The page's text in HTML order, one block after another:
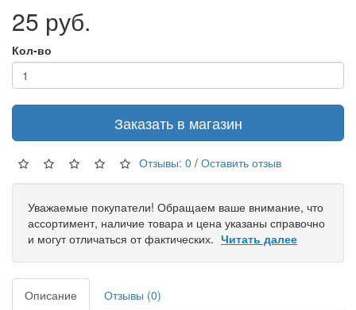
25 руб.
Кол-во
Заказать в магазин
Отзывы: 0 / Оставить отзыв
Уважаемые покупатели! Обращаем ваше внимание, что
ассортимент, наличие товара и цена указаны справочно
и могут отличаться от фактических. Читать далее
Описание
Отзывы (0)